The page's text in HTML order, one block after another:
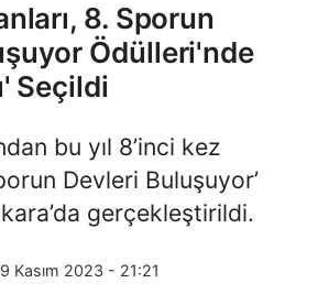
8. Sporun
Ödülleri'nde
Seçildi
bu yıl 8’inci kez
Devleri Buluşuyor’
gerçekleştirildi.
Kasım 2023 - 21:21